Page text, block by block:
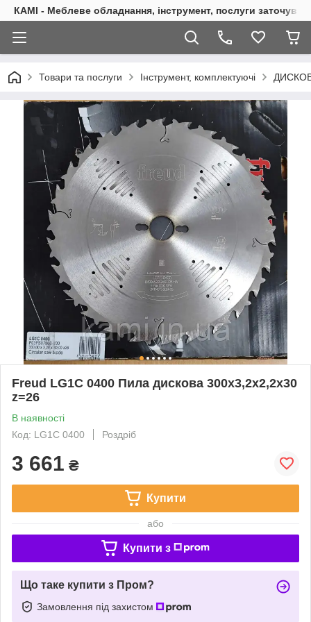
КАМІ - Меблеве обладнання, інструмент, послуги
Товари та послуги Інструмент, комплектуючі
Freud LG1C 0400 Пила дискова 300х3,2х2,2х30
z=26
В наявності
Код: LG1C 0400
Роздріб
3 661 ₴
Купити
або
Купити з
Що таке купити з Пром?
Замовлення під захистом